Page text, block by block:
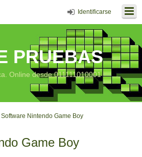
Identificarse
PRUEBAS
Online desde 011111010001
Software Nintendo Game Boy
Game Boy